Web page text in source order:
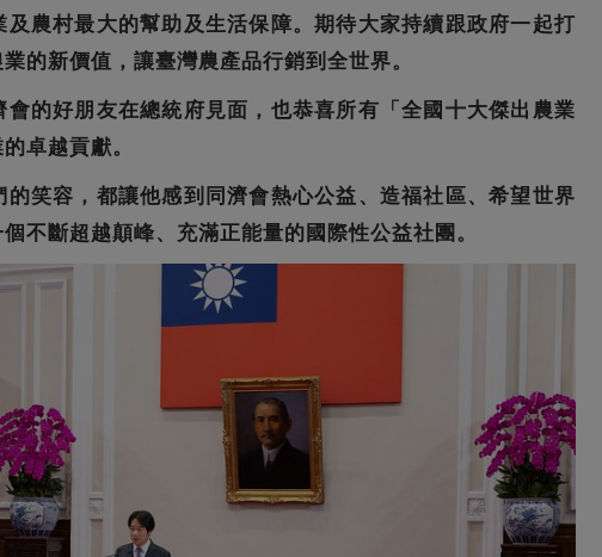
農村最大的幫助及生活保障。期待大家持續跟政府一起打
的新價值，讓臺灣農產品行銷到全世界。
的好朋友在總統府見面，也恭喜所有「全國十大傑出農業
卓越貢獻。
笑容，都讓他感到同濟會熱心公益、造福社區、希望世界
不斷超越顛峰、充滿正能量的國際性公益社團。